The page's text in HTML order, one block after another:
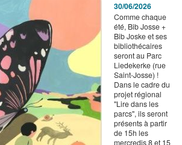
30/06/2026
Comme chaque
été, Bib Josse +
Bib Joske et ses
bibliothécaires
seront au Parc
Liedekerke (rue
Saint-Josse) !
Dans le cadre du
projet régional
"Lire dans les
parcs", ils seront
présents à partir
de 15h les
mercredis 8 et 15